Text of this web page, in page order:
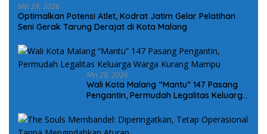
Mei 29, 2026
Optimalkan Potensi Atlet, Kodrat Jatim Gelar Pelatihan
Seni Gerak Tarung Derajat di Kota Malang
Mei 26, 2026
Wali Kota Malang “Mantu” 147 Pasang
Pengantin, Permudah Legalitas Keluarga